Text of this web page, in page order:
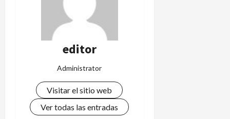
editor
Administrator
Visitar el sitio web
Ver todas las entradas